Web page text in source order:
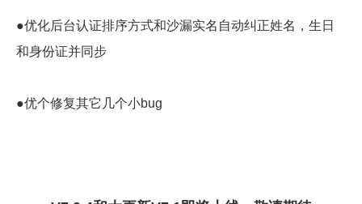
●优化后台认证排序方式和沙漏实名自动纠正姓名，生日
和身份证并同步
●优个修复其它几个小bug